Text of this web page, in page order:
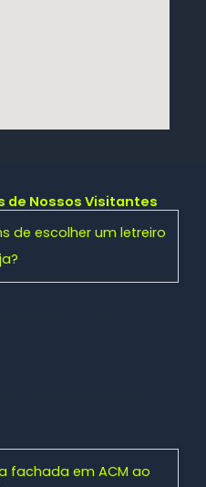
de Nossos Visitantes
de escolher um letreiro
fachada em ACM ao